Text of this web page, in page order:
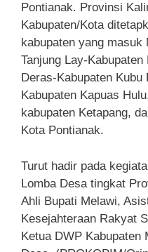
Pontianak. Provinsi
Kabupaten/Kota
kabupaten yang
Tanjung Lay-
Deras-Kabupaten
Kabupaten Kapuas
kabupaten Ketapang,
Kota Pontianak.
Turut hadir pada
Lomba Desa tingkat
Ahli Bupati Melawi,
Kesejahteraan Rakyat
Ketua DWP Kabupaten